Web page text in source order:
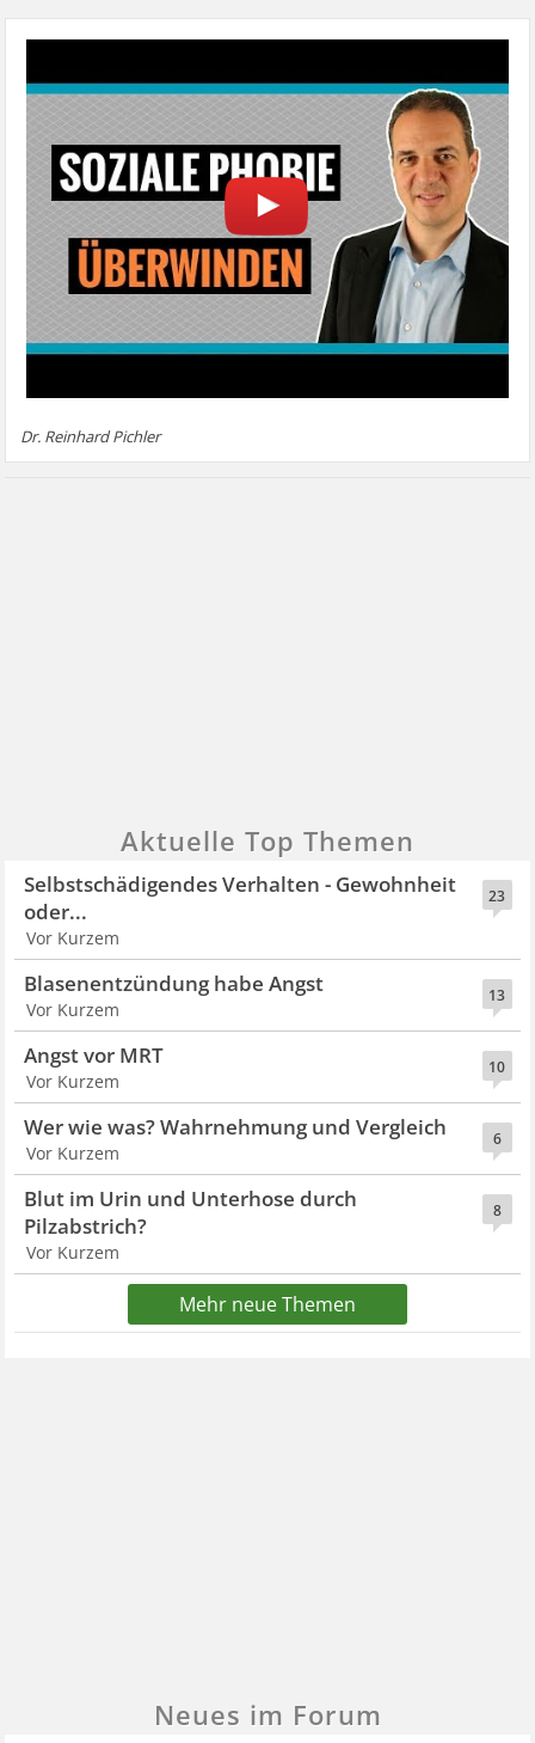
Dr. Reinhard Pichler
Aktuelle Top Themen
23
Selbstschädigendes Verhalten - Gewohnheit
oder...
Vor Kurzem
13
Blasenentzündung habe Angst
Vor Kurzem
10
Angst vor MRT
Vor Kurzem
6
Wer wie was? Wahrnehmung und Vergleich
Vor Kurzem
8
Blut im Urin und Unterhose durch
Pilzabstrich?
Vor Kurzem
Mehr neue Themen
Neues im Forum